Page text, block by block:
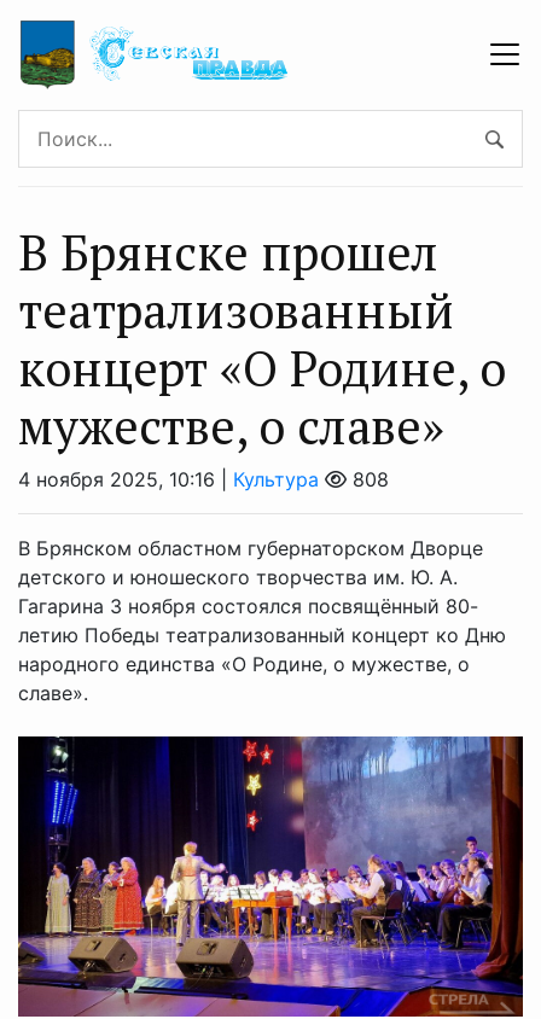
В Брянске прошел
театрализованный
концерт «О Родине, о
мужестве, о славе»
4 ноября 2025, 10:16 | Культура 808
В Брянском областном губернаторском Дворце
детского и юношеского творчества им. Ю. А.
Гагарина 3 ноября состоялся посвящённый 80-
летию Победы театрализованный концерт ко Дню
народного единства «О Родине, о мужестве, о
славе».